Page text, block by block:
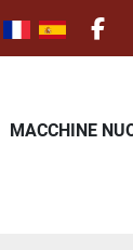
MACCHINE